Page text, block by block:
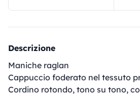
Descrizione
Maniche raglan
Cappuccio foderato nel tessuto
Cordino rotondo, tono su tono,